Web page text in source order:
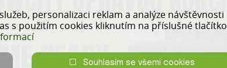
personalizaci reklam a analýze návštěvnosti
s použitím cookies kliknutím na příslušné tlačítko
Souhlasím se všemi cookies